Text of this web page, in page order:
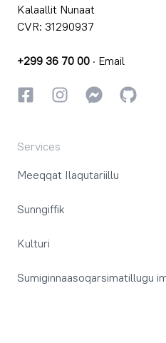
Kalaallit Nunaat
CVR: 31290937
+299 36 70 00 · Email
FacebookkiInstagrammiInstagrammi
GitHub
Services
Meeqqat Ilaqutariillu
Sunngiffik
Kulturi
Sumiginnaasoqarsimatillugu